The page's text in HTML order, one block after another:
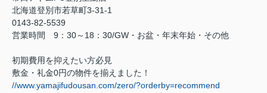
北海道登別市若草町3-31-1
0143-82-5539
営業時間 9 ： 30～ 18 ： 30/GW ・お盆・年末年始・その他
初期費用を抑えたい方必見
敷金・礼金0円の物件を揃えました！
//www.yamajifudousan.com/zero/?orderby=recommend